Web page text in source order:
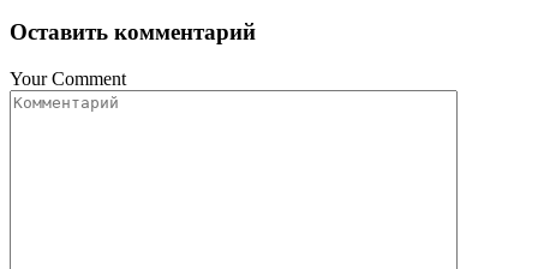
Оставить комментарий
Your Comment